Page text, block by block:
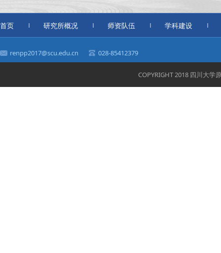
首页 研究所概况 师资队伍 学科建设
renpp2017@scu.edu.cn 028-85412379
COPYRIGHT 2018 四川大学